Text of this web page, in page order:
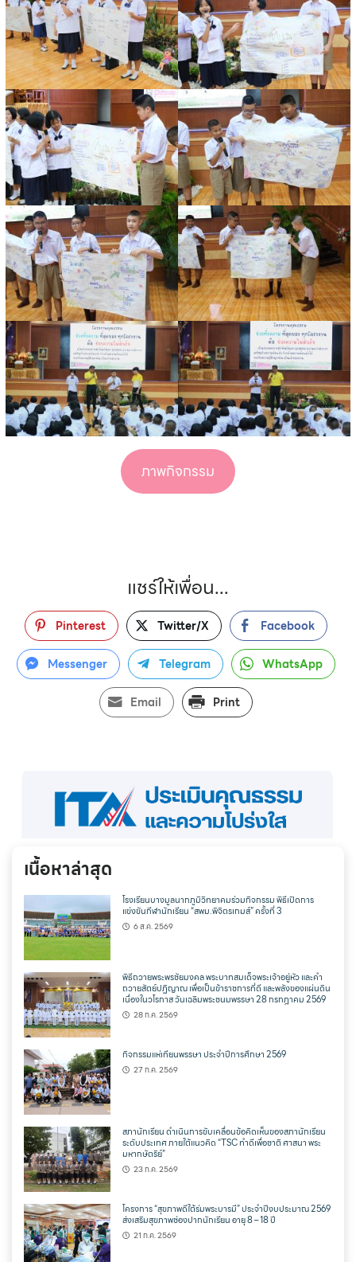
ภาพกิจกรรม
แชร์ให้เพื่อน...
Pinterest Twitter/X Facebook
Messenger Telegram WhatsApp
Email Print
เนื้อหาล่าสุด
โรงเรียนบางมูลนากภูมิวิทยาคมร่วมกิจกรรม พิธีเปิดการ
แข่งขันกีฬานักเรียน “สพม.พิจิตรเกมส์” ครั้งที่ 3
6 ส.ค. 2569
พิธีถวายพระพรชัยมงคล พระบาทสมเด็จพระเจ้าอยู่หัว และคำ
ถวายสัตย์ปฏิญาณ เพื่อเป็นข้าราชการที่ดี และพลังของแผ่นดิน
เนื่องในวโรกาส วันเฉลิมพระชนมพรรษา 28 กรกฎาคม 2569
28 ก.ค. 2569
กิจกรรมแห่เทียนพรรษา ประจำปีการศึกษา 2569
27 ก.ค. 2569
สภานักเรียน ดำเนินการขับเคลื่อนข้อคิดเห็นของสภานักเรียน
ระดับประเทศ ภายใต้แนวคิด “TSC ทำดีเพื่อชาติ ศาสนา พระ
มหากษัตริย์”
23 ก.ค. 2569
โครงการ “สุขภาพดีใต้ร่มพระบารมี” ประจำปีงบประมาณ 2569
ส่งเสริมสุขภาพช่องปากนักเรียน อายุ 8 – 18 ปี
21 ก.ค. 2569